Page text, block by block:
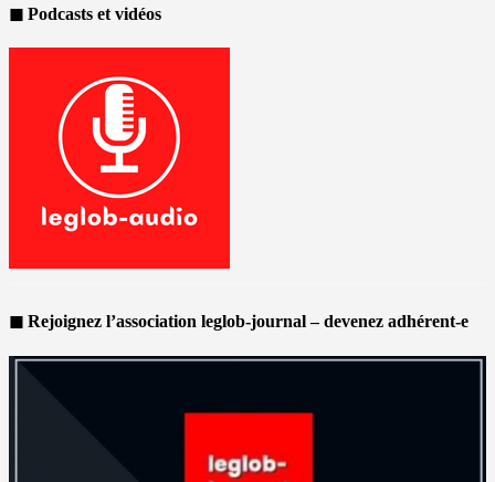
◼ Podcasts et vidéos
◼ Rejoignez l’association leglob-journal – devenez adhérent-e